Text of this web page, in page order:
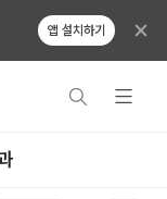
앱 설치하기